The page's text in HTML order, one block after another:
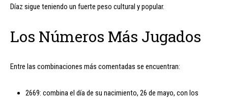
Díaz sigue teniendo un fuerte peso cultural y popular.
Los Números Más Jugados
Entre las combinaciones más comentadas se encuentran:
2669: combina el día de su nacimiento, 26 de mayo, con los